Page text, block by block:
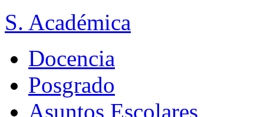
S. Académica
Docencia
Posgrado
Asuntos Escolares